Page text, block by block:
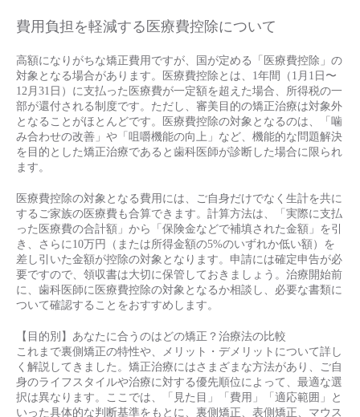
費用負担を軽減する医療費控除について
高額になりがちな矯正費用ですが、国が定める「医療費控除」の
対象となる場合があります。医療費控除とは、1年間（1月1日〜
12月31日）に支払った医療費が一定額を超えた場合、所得税の一
部が還付される制度です。ただし、審美目的の矯正治療は対象外
となることがほとんどです。医療費控除の対象となるのは、「噛
み合わせの改善」や「咀嚼機能の向上」など、機能的な問題解決
を目的とした矯正治療であると歯科医師が診断した場合に限られ
ます。
医療費控除の対象となる費用には、ご自身だけでなく生計を共に
するご家族の医療費も合算できます。計算方法は、「実際に支払
った医療費の合計額」から「保険金などで補填された金額」を引
き、さらに10万円（または所得金額の5%のいずれか低い額）を
差し引いた金額が控除の対象となります。申請には確定申告が必
要ですので、領収書は大切に保管しておきましょう。治療開始前
に、歯科医師に医療費控除の対象となるか相談し、必要な書類に
ついて確認することをおすすめします。
【目的別】あなたに合うのはどの矯正？治療法の比較
これまで裏側矯正の特性や、メリット・デメリットについて詳し
く解説してきました。矯正治療にはさまざまな方法があり、ご自
身のライフスタイルや治療に対する優先順位によって、最適な選
択は異なります。ここでは、「見た目」「費用」「適応範囲」と
いった具体的な判断基準をもとに、裏側矯正、表側矯正、マウス